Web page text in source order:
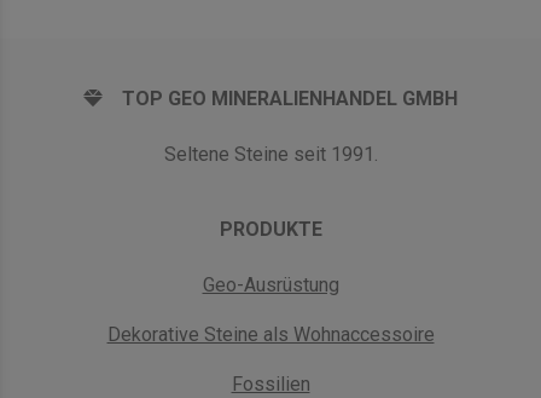
TOP GEO MINERALIENHANDEL GMBH
Seltene Steine seit 1991.
PRODUKTE
Geo-Ausrüstung
Dekorative Steine als Wohnaccessoire
Fossilien